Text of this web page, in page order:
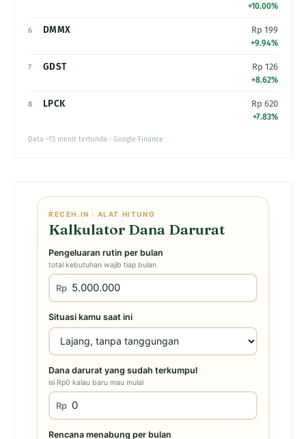
+10.00%
6 DMMX Rp 199
+9.94%
7 GDST Rp 126
+8.62%
8 LPCK Rp 620
+7.83%
Data ~15 menit tertunda · Google Finance
RECEH.IN · ALAT HITUNG
Kalkulator Dana Darurat
Pengeluaran rutin per bulan
total kebutuhan wajib tiap bulan
Rp
Situasi kamu saat ini
Dana darurat yang sudah terkumpul
isi Rp0 kalau baru mau mulai
Rp
Rencana menabung per bulan